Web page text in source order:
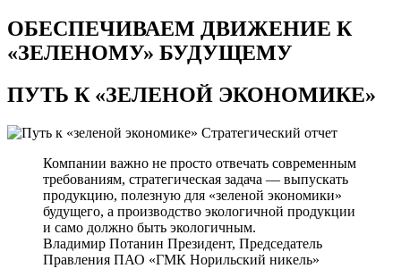
ОБЕСПЕЧИВАЕМ ДВИЖЕНИЕ К
«ЗЕЛЕНОМУ» БУДУЩЕМУ
ПУТЬ К«ЗЕЛЕНОЙ ЭКОНОМИКЕ»
Стратегический отчет
Компании важно не просто отвечать современным
требованиям, стратегическая задача — выпускать
продукцию, полезную для «зеленой экономики»
будущего, а производство экологичной продукции
и само должно быть экологичным.
Владимир Потанин Президент, Председатель
Правления ПАО «ГМК Норильский никель»